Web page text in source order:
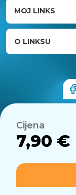
Cijena
7,90 €
MOJ LINKS
O LINKSU
© 2026